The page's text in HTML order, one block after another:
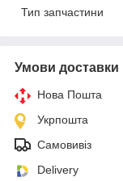
Тип запчастини
Умови доставки
Нова Пошта
Укрпошта
Самовивіз
Delivery